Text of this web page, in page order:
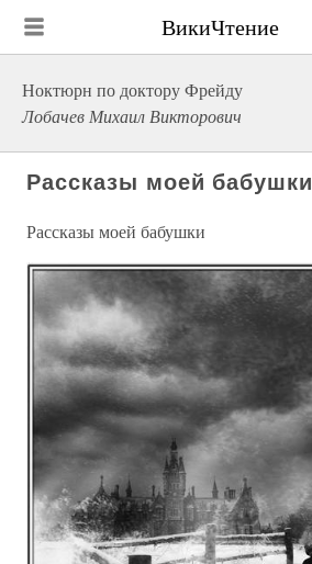
ВикиЧтение
Ноктюрн по доктору Фрейду
Лобачев Михаил Викторович
Рассказы моей бабушки
Рассказы моей бабушки